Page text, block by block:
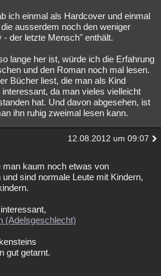
ich einmal als Hardcover und einmal
ausserdem noch den weniger
- der letzte Mensch" enthält.
lange her ist, würde ich die Erfahrung
und den Roman noch mal lesen.
Bücher liest, die man als Kind
da man vieles vielleicht
hat. Und davon abgesehen, ist
ihn ruhig zweimal lesen kann.
12.08.2012 um 09:07
man kaum noch etwas von
sind normale Leute mit Kindern,
(Adelsgeschlecht)
gut getarnt.